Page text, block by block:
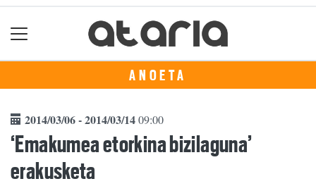
ANOETA
2014/03/06 - 2014/03/1409:00
‘Emakumea etorkina bizilaguna’
erakusketa